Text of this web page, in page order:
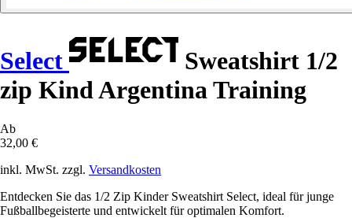
Select
Sweatshirt 1/2
zip Kind Argentina Training
Ab
32,00 €
inkl. MwSt. zzgl. Versandkosten
Entdecken Sie das 1/2 Zip Kinder Sweatshirt Select, ideal für junge
Fußballbegeisterte und entwickelt für optimalen Komfort.